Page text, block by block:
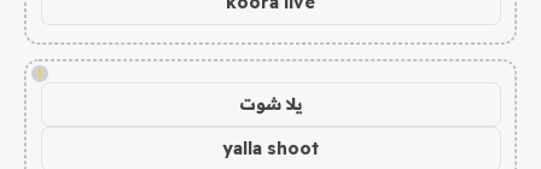
!
يلا شوت
yalla shoot